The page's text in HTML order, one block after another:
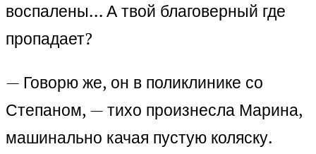
воспалены… А твой благоверный где
пропадает?
— Говорю же, он в поликлинике со
Степаном, — тихо произнесла Марина,
машинально качая пустую коляску.